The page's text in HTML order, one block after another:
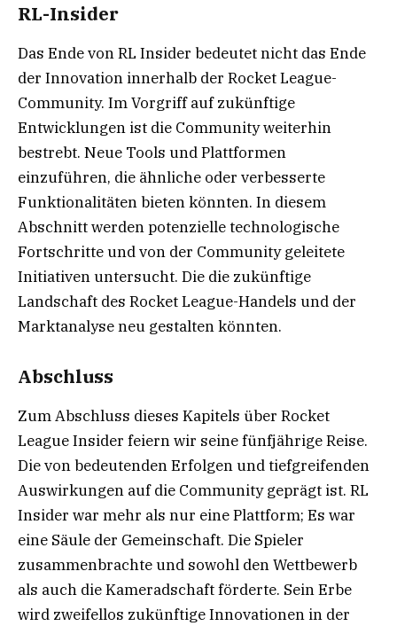
RL-Insider
Das Ende von RL Insider bedeutet nicht das Ende
der Innovation innerhalb der Rocket League-
Community. Im Vorgriff auf zukünftige
Entwicklungen ist die Community weiterhin
bestrebt. Neue Tools und Plattformen
einzuführen, die ähnliche oder verbesserte
Funktionalitäten bieten könnten. In diesem
Abschnitt werden potenzielle technologische
Fortschritte und von der Community geleitete
Initiativen untersucht. Die die zukünftige
Landschaft des Rocket League-Handels und der
Marktanalyse neu gestalten könnten.
Abschluss
Zum Abschluss dieses Kapitels über Rocket
League Insider feiern wir seine fünfjährige Reise.
Die von bedeutenden Erfolgen und tiefgreifenden
Auswirkungen auf die Community geprägt ist. RL
Insider war mehr als nur eine Plattform; Es war
eine Säule der Gemeinschaft. Die Spieler
zusammenbrachte und sowohl den Wettbewerb
als auch die Kameradschaft förderte. Sein Erbe
wird zweifellos zukünftige Innovationen in der